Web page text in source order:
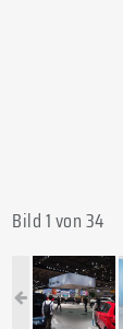
Bild 1 von 34